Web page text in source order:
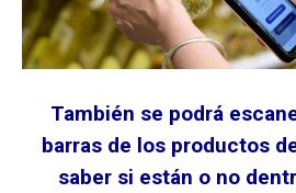
También se podrá
barras de los productos
saber si están o no